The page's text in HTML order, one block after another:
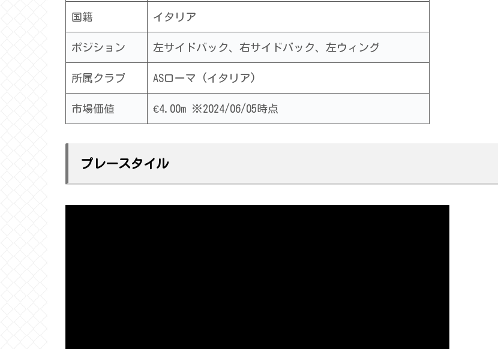
国籍 イタリア
ポジション 左サイドバック、右サイドバック、左ウィング
所属クラブ ASローマ (イタリア)
市場価値 €4.00m ※2024/06/05時点
プレースタイル